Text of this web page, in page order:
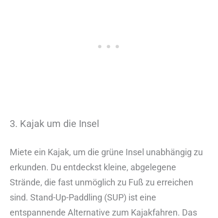
3. Kajak um die Insel
Miete ein Kajak, um die grüne Insel unabhängig zu
erkunden. Du entdeckst kleine, abgelegene
Strände, die fast unmöglich zu Fuß zu erreichen
sind. Stand-Up-Paddling (SUP) ist eine
entspannende Alternative zum Kajakfahren. Das